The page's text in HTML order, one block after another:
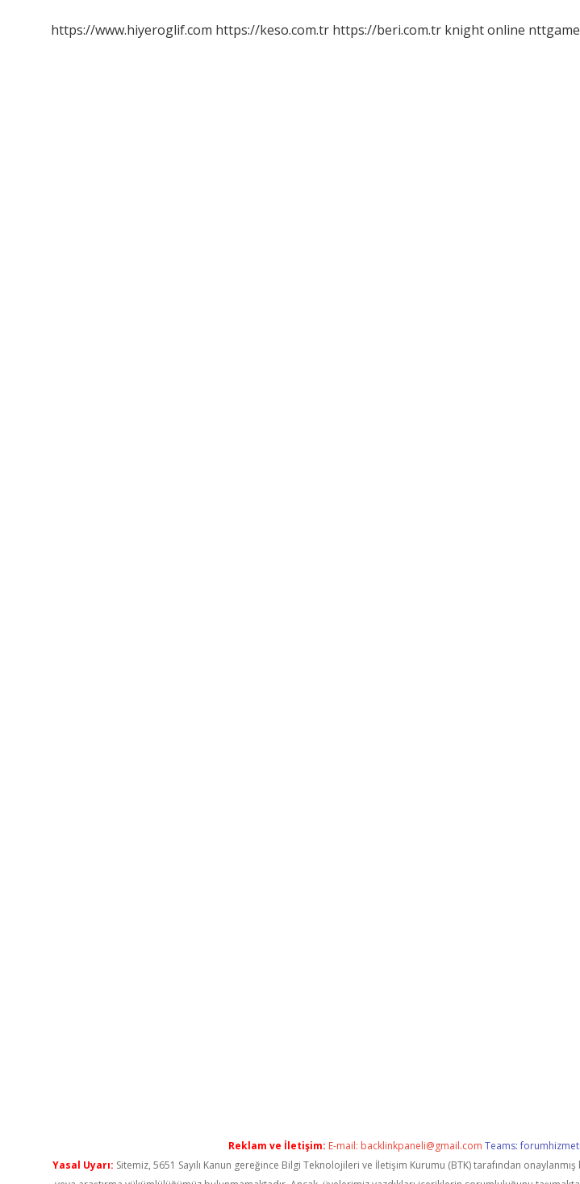
https://www.hiyeroglif.com https://keso.com.tr https://beri.com.tr knight online nttgame
Reklam ve İletişim: E-mail: backlinkpaneli@gmail.com Teams:
Yasal Uyarı: Sitemiz, 5651 Sayılı Kanun gereğince Bilgi Teknolojileri ve İletişim Kurumu (BTK) tarafından